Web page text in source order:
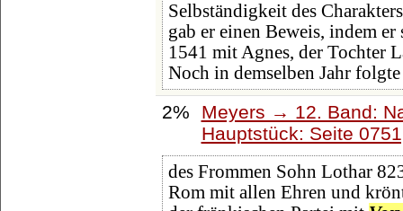
Selbständigkeit des
gab er einen Beweis, indem
1541 mit Agnes, der Tochter
Noch in demselben Jahr folgte
2%
Meyers → 12. Band:
Hauptstück: Seite
des Frommen Sohn Lothar
Rom mit allen Ehren und